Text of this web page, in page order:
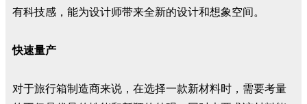
有科技感，能为设计师带来全新的设计和想象空间。
快速量产
对于旅行箱制造商来说，在选择一款新材料时，需要考量